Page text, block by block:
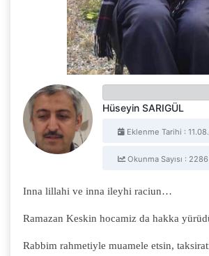
Hüseyin SARIGÜL
Eklenme Tarihi :
Okunma Sayısı : 2286
Inna lillahi ve inna ileyhi raciun…
Ramazan Keskin hocamiz da hakka
Rabbim rahmetiyle muamele etsin,